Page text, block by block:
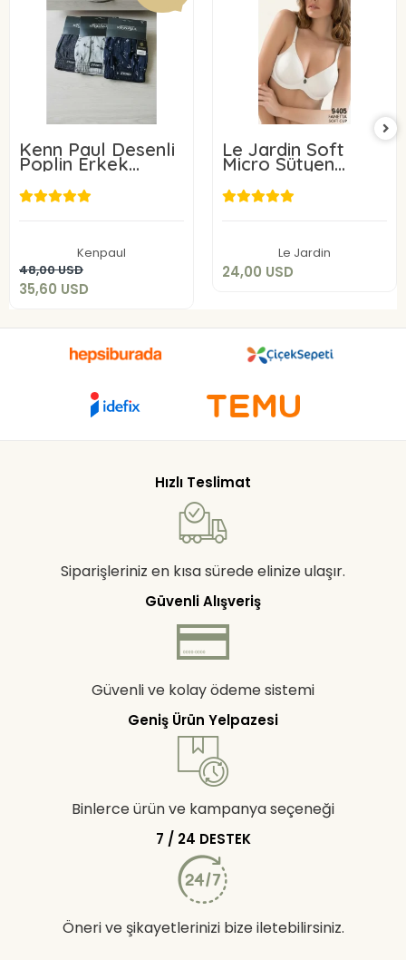
Kenn Paul Desenli
Poplin Erkek
Boxer 6 Adet
Kenpaul
48,00 USD
35,60 USD
Sepete Ekle
Le Jardin Soft
Micro Sütyen
9405-C
Le Jardin
24,00 USD
24,00 USD
Hızlı Teslimat
Siparişleriniz en kısa sürede elinize ulaşır.
Güvenli Alışveriş
Güvenli ve kolay ödeme sistemi
Geniş Ürün Yelpazesi
Binlerce ürün ve kampanya seçeneği
7 / 24 DESTEK
Öneri ve şikayetlerinizi bize iletebilirsiniz.